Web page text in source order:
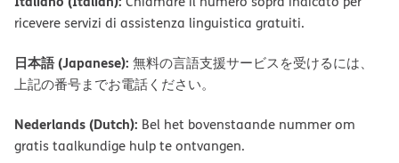
ricevere servizi di assistenza linguistica gratuiti.
日本語 (Japanese): 無料の言語支援サービスを受けるには、
上記の番号までお電話ください。
Nederlands (Dutch): Bel het bovenstaande nummer om
gratis taalkundige hulp te ontvangen.